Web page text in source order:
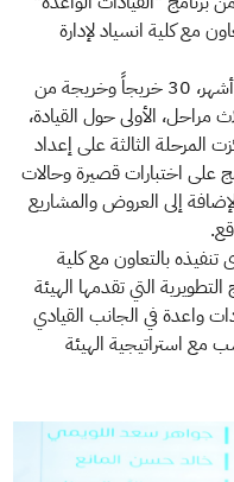
مع كلية انسياد لإدارة
وبلغ عدد خريجي البرنامج الذي استمر 4 أشهر، 30 خريجاً وخريجة من
الأولى حول القيادة،
المرحلة الثالثة على إعداد
على اختبارات قصيرة وحالات
إلى العروض والمشاريع
بالتعاون مع كلية
التطويرية التي تقدمها الهيئة
واعدة في الجانب القيادي
مع استراتيجية الهيئة